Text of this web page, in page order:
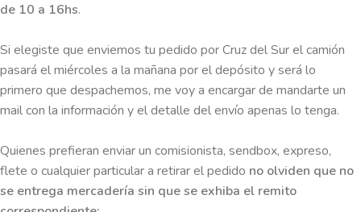
de 10 a 16hs.
Si elegiste que enviemos tu pedido por Cruz del Sur el camión
pasará el miércoles a la mañana por el depósito y será lo
primero que despachemos, me voy a encargar de mandarte un
mail con la información y el detalle del envío apenas lo tenga.
Quienes prefieran enviar un comisionista, sendbox, expreso,
flete o cualquier particular a retirar el pedido no olviden que no
se entrega mercadería sin que se exhiba el remito